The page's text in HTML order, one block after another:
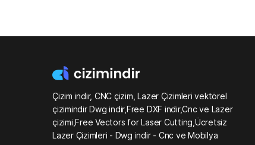
Çizim indir, CNC çizim, Lazer Çizimleri vektörel
çizimindir Dwg indir,Free DXF indir,Cnc ve Lazer
çizimi,Free Vectors for Laser Cutting,Ücretsiz
Lazer Çizimleri - Dwg indir - Cnc ve Mobilya